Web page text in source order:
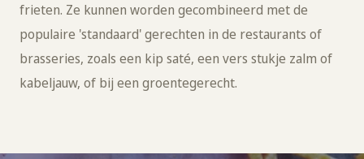
frieten. Ze kunnen worden gecombineerd met de
populaire 'standaard' gerechten in de restaurants of
brasseries, zoals een kip saté, een vers stukje zalm of
kabeljauw, of bij een groentegerecht.